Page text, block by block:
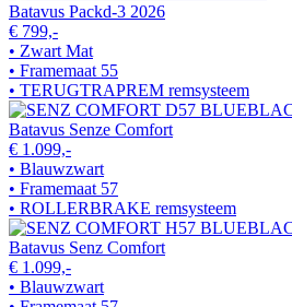
Batavus Packd-3 2026
€ 799,-
• Zwart Mat
• Framemaat 55
• TERUGTRAPREM remsysteem
Batavus Senze Comfort
€ 1.099,-
• Blauwzwart
• Framemaat 57
• ROLLERBRAKE remsysteem
Batavus Senz Comfort
€ 1.099,-
• Blauwzwart